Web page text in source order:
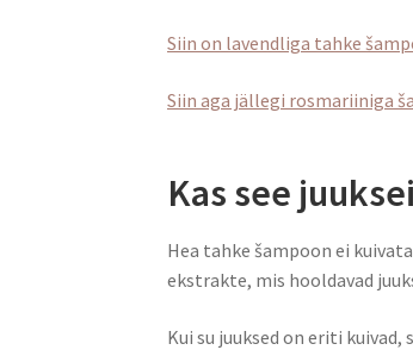
Siin on lavendliga tahke
Siin aga jällegi rosmariiniga
Kas see
Hea tahke šampoon ei
ekstrakte, mis hooldavad
Kui su juuksed on eriti